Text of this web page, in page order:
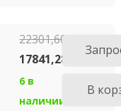
22301,60
17841,28
6 в
наличии
В